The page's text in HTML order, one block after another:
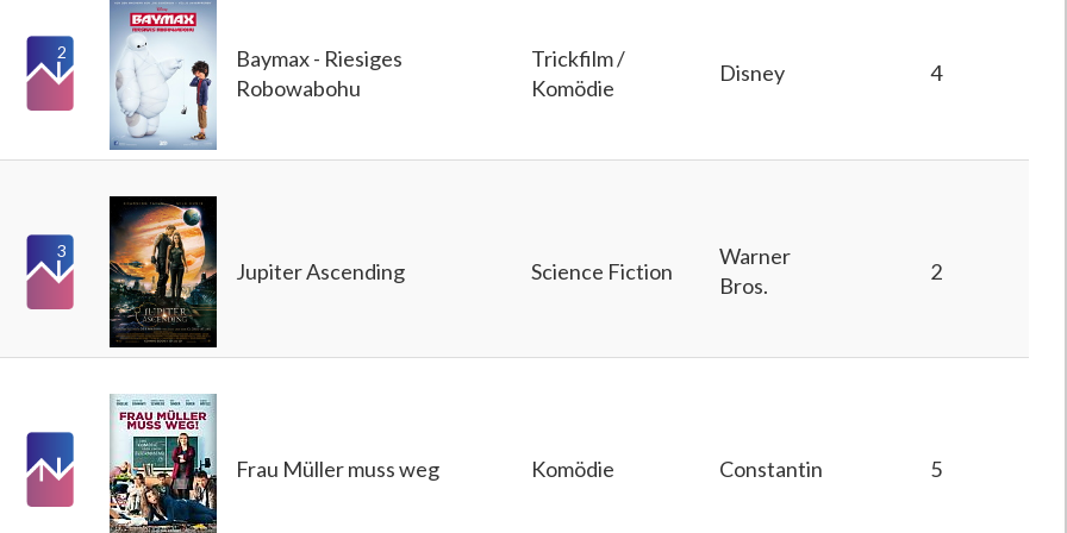
2
Baymax - Riesiges
Robowabohu
Trickfilm /
Komödie
Disney 4
3
Jupiter Ascending Science Fiction
Warner
Bros.
2
Frau Müller muss weg Komödie Constantin 5